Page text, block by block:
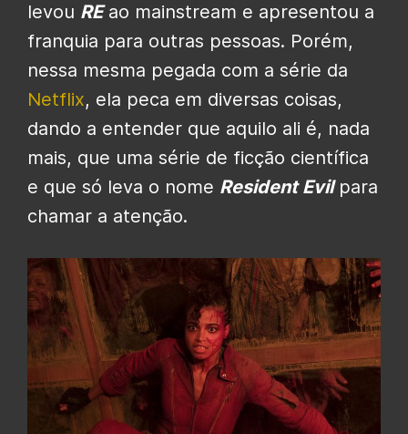
levou REao mainstream e apresentou a
franquia para outras pessoas. Porém,
nessa mesma pegada com a série da
Netflix, ela peca em diversas coisas,
dando a entender que aquilo ali é, nada
mais, que uma série de ficção científica
e que só leva o nome Resident Evilpara
chamar a atenção.